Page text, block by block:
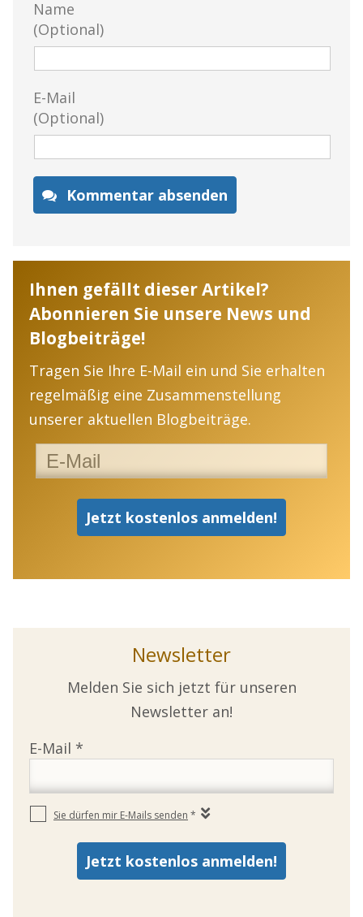
Name
(Optional)
E-Mail
(Optional)
Kommentar absenden
Ihnen gefällt dieser Artikel?
Abonnieren Sie unsere News und
Blogbeiträge!
Tragen Sie Ihre E-Mail ein und Sie erhalten
regelmäßig eine Zusammenstellung
unserer aktuellen Blogbeiträge.
Newsletter
Melden Sie sich jetzt für unseren
Newsletter an!